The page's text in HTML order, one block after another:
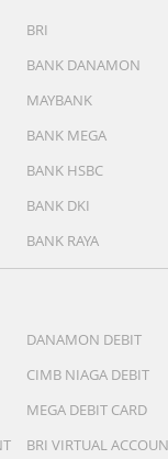
BRI
BANK DANAMON
MAYBANK
BANK MEGA
BANK HSBC
BANK DKI
BANK RAYA
DANAMON DEBIT
CIMB NIAGA DEBIT
MEGA DEBIT CARD
BRI VIRTUAL